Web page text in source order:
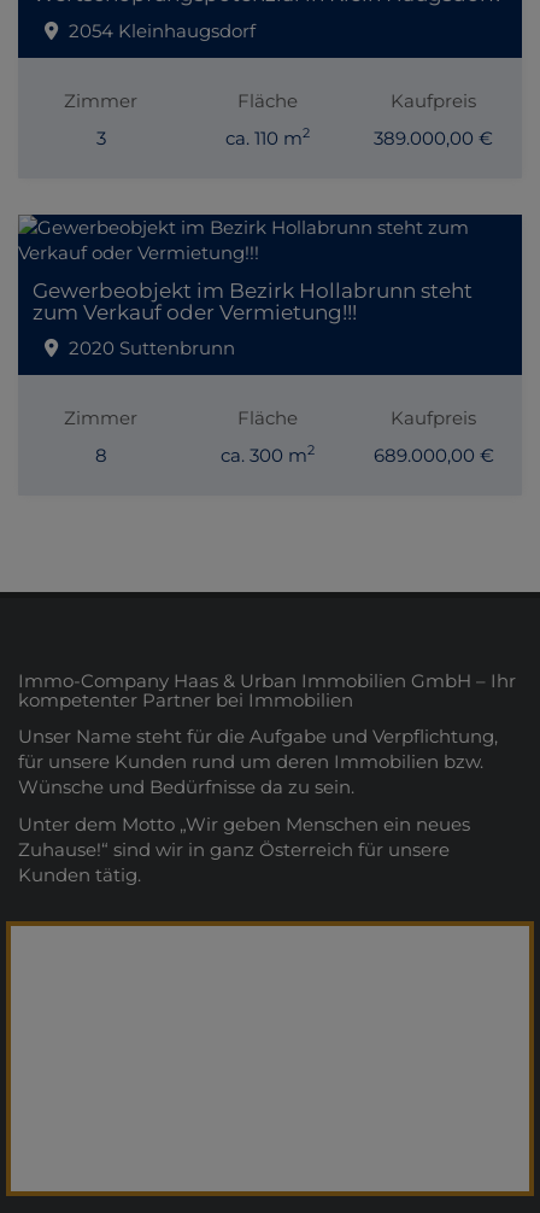
2054 Kleinhaugsdorf
Zimmer
3
Fläche
ca. 110 m2
Kaufpreis
389.000,00 €
Gewerbeobjekt im Bezirk Hollabrunn steht
zum Verkauf oder Vermietung!!!
2020 Suttenbrunn
Zimmer
8
Fläche
ca. 300 m2
Kaufpreis
689.000,00 €
Immo-Company Haas & Urban Immobilien GmbH – Ihr
kompetenter Partner bei Immobilien
Unser Name steht für die Aufgabe und Verpflichtung,
für unsere Kunden rund um deren Immobilien bzw.
Wünsche und Bedürfnisse da zu sein.
Unter dem Motto „Wir geben Menschen ein neues
Zuhause!“ sind wir in ganz Österreich für unsere
Kunden tätig.